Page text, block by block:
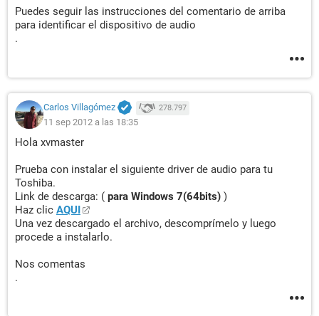
Puedes seguir las instrucciones del comentario de arriba
para identificar el dispositivo de audio
.
Carlos Villagómez 278.797
11 sep 2012 a las 18:35
Hola xvmaster
Prueba con instalar el siguiente driver de audio para tu
Toshiba.
Link de descarga: ( para Windows 7(64bits) )
Haz clic AQUI
Una vez descargado el archivo, descomprímelo y luego
procede a instalarlo.
Nos comentas
.